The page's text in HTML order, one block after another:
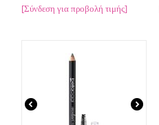
[Σύνδεση για προβολή τιμής]